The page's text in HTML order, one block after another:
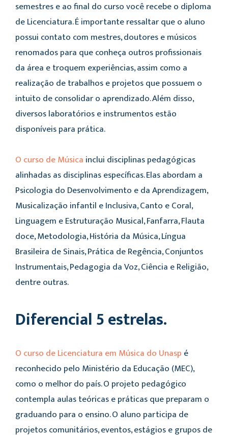
semestres e ao final do curso você recebe o diploma
de Licenciatura. É importante ressaltar que o aluno
possui contato com mestres, doutores e músicos
renomados para que conheça outros profissionais
da área e troquem experiências, assim como a
realização de trabalhos e projetos que possuem o
intuito de consolidar o aprendizado. Além disso,
diversos laboratórios e instrumentos estão
disponíveis para prática.
O curso de Música inclui disciplinas pedagógicas
alinhadas as disciplinas específicas. Elas abordam a
Psicologia do Desenvolvimento e da Aprendizagem,
Musicalização infantil e Inclusiva, Canto e Coral,
Linguagem e Estruturação Musical, Fanfarra, Flauta
doce, Metodologia, História da Música, Língua
Brasileira de Sinais, Prática de Regência, Conjuntos
Instrumentais, Pedagogia da Voz, Ciência e Religião,
dentre outras.
Diferencial 5 estrelas.
O curso de Licenciatura em Música do Unasp é
reconhecido pelo Ministério da Educação (MEC),
como o melhor do país. O projeto pedagógico
contempla aulas teóricas e práticas que preparam o
graduando para o ensino. O aluno participa de
projetos comunitários, eventos, estágios e grupos de